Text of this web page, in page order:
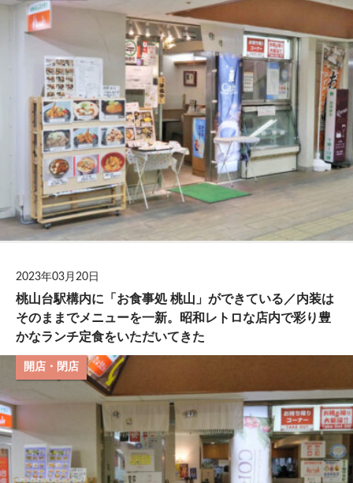
2023年03月20日
桃山台駅構内に「お食事処 桃山」ができている／内装は
そのままでメニューを一新。昭和レトロな店内で彩り豊
かなランチ定食をいただいてきた
開店・閉店